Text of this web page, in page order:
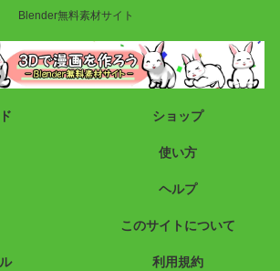
Blender無料素材サイト
ショップ
使い方
ヘルプ
このサイトについて
利用規約